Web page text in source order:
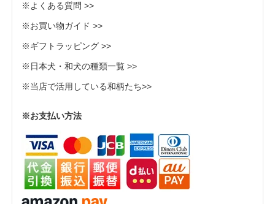
※よくある質問 >>
※お買い物ガイド >>
※ギフトラッピング >>
※日本犬・和犬の種類一覧 >>
※当店で活用している和柄たち>>
※お支払い方法